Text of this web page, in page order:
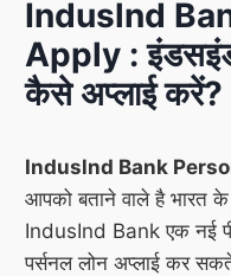
Induslnd
Apply :
कैसे अप्लाई करें?
Induslnd Bank
आपको बताने वाले है भारत
IndusInd Bank एक नई
पर्सनल लोन अप्लाई कर